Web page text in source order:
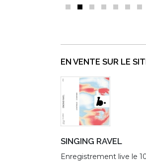
EN VENTE SUR LE
SINGING RAVEL
Enregistrement live le